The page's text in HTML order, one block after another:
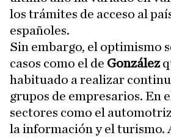
los trámites de acceso al
españoles.
Sin embargo, el optimismo
casos como el de González
habituado a realizar
grupos de empresarios. En
sectores como el
la información y el turismo.